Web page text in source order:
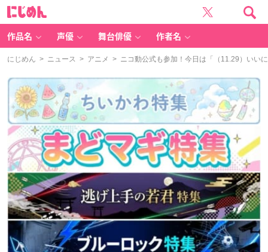
作品名 声優 舞台俳優 作者名
にじめん > ニュース > アニメ > ニコ動公式も参加！今日は「（11.29）いい